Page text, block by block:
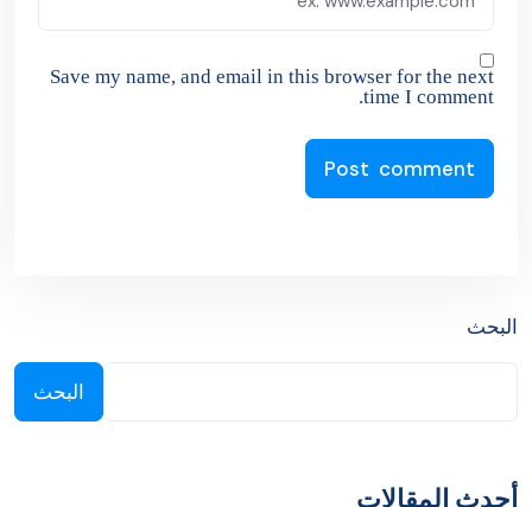
Full Name Email address
Website Url
Save my name, and email in this browser for the next
time I comment.